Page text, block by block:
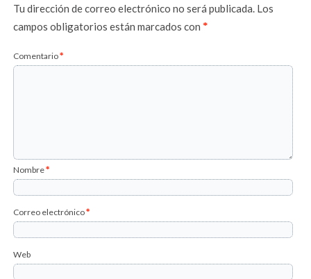
Tu dirección de correo electrónico no será publicada. Los
campos obligatorios están marcados con*
Comentario*
Nombre*
Correo electrónico*
Web